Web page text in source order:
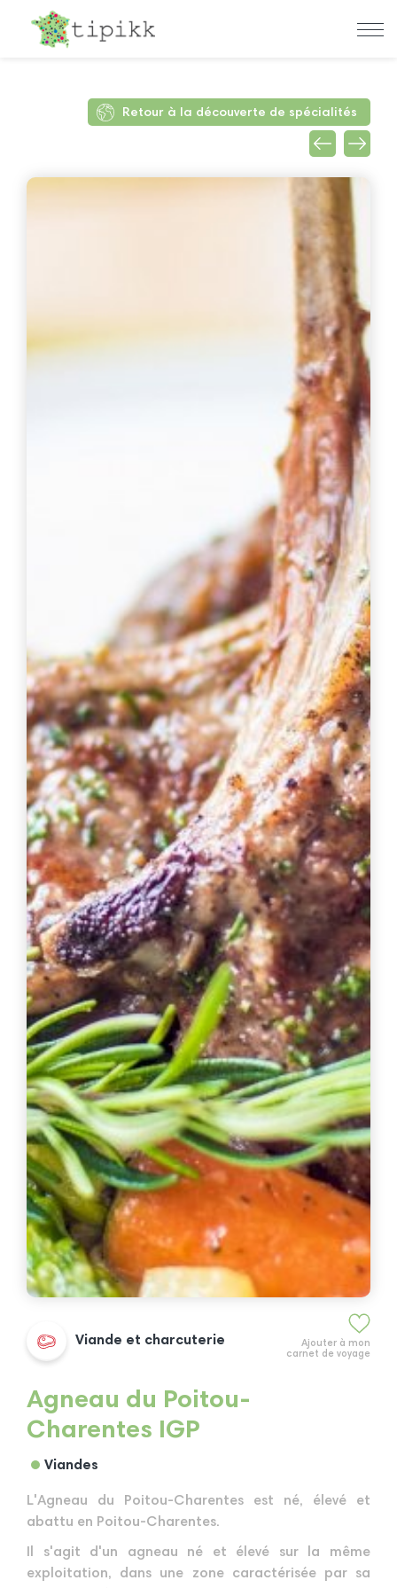
Retour à la découverte de spécialités
Ajouter à mon
carnet de voyage
Viande et charcuterie
Agneau du Poitou-
Charentes IGP
Viandes
L'Agneau du Poitou-Charentes est né, élevé et
abattu en Poitou-Charentes.
Il s'agit d'un agneau né et élevé sur la même
exploitation, dans une zone caractérisée par sa